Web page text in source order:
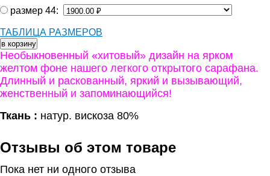
размер 44:
ТАБЛИЦА РАЗМЕРОВ
Необыкновенный «хитовый» дизайн на ярком
желтом фоне нашего легкого открытого сарафана.
Длинный и раскованный, яркий и вызывающий,
женственный и запоминающийся!
Ткань : натур. вискоза 80%
Отзывы об этом товаре
Пока нет ни одного отзыва